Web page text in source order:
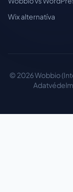
Wix alternatíva
© 2026 Wobbio